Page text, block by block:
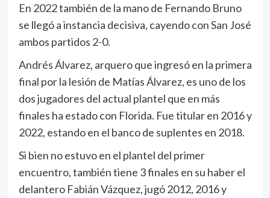
En 2022 también de la mano de Fernando Bruno
se llegó a instancia decisiva, cayendo con San José
ambos partidos 2-0.
Andrés Álvarez, arquero que ingresó en la primera
final por la lesión de Matías Álvarez, es uno de los
dos jugadores del actual plantel que en más
finales ha estado con Florida. Fue titular en 2016 y
2022, estando en el banco de suplentes en 2018.
Si bien no estuvo en el plantel del primer
encuentro, también tiene 3 finales en su haber el
delantero Fabián Vázquez, jugó 2012, 2016 y